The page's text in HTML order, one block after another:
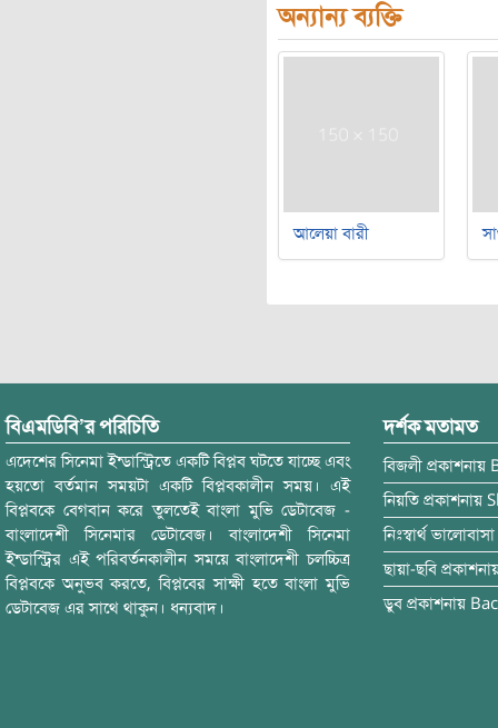
অন্যান্য ব্যক্তি
আলেয়া বারী
বিএমডিবি’র পরিচিতি
এদেশের সিনেমা ইন্ডাস্ট্রিতে একটি বিপ্লব ঘটতে যাচ্ছে এবং
হয়তো বর্তমান সময়টা একটি বিপ্লবকালীন সময়। এই
বিপ্লবকে বেগবান করে তুলতেই বাংলা মুভি ডেটাবেজ -
বাংলাদেশী সিনেমার ডেটাবেজ। বাংলাদেশী সিনেমা
ইন্ডাস্ট্রির এই পরিবর্তনকালীন সময়ে বাংলাদেশী চলচ্চিত্র
বিপ্লবকে অনুভব করতে, বিপ্লবের সাক্ষী হতে বাংলা মুভি
ডেটাবেজ এর সাথে থাকুন। ধন্যবাদ।
দর্শক মতামত
বিজলী প্রকাশনায়
নিয়তি প্রকাশনায়
নিঃস্বার্থ ভালোবাসা
ছায়া-ছবি
ডুব প্রকাশনায়